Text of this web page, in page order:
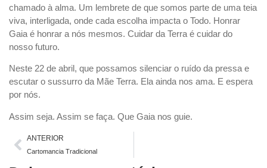
chamado à alma. Um lembrete de que somos parte de uma teia
viva, interligada, onde cada escolha impacta o Todo. Honrar
Gaia é honrar a nós mesmos. Cuidar da Terra é cuidar do
nosso futuro.
Neste 22 de abril, que possamos silenciar o ruído da pressa e
escutar o sussurro da Mãe Terra. Ela ainda nos ama. E espera
por nós.
Assim seja. Assim se faça. Que Gaia nos guie.
ANTERIOR
Cartomancia Tradicional